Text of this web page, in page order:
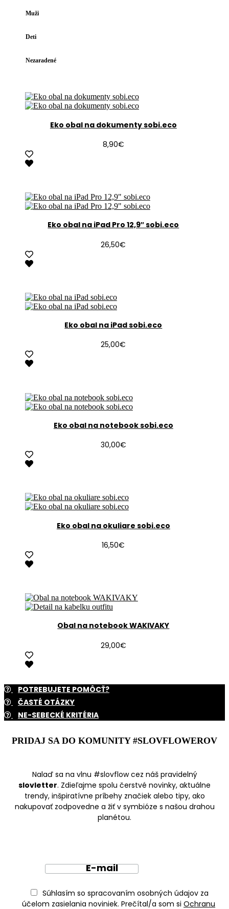
Muži
Deti
Nezaradené
Eko obal na dokumenty sobi.eco
8,90€
Eko obal na iPad Pro 12,9″ sobi.eco
26,50€
Eko obal na iPad sobi.eco
25,00€
Eko obal na notebook sobi.eco
30,00€
Eko obal na okuliare sobi.eco
16,50€
Obal na notebook WAKIVAKY
29,00€
POTREBUJETE POMÔCŤ?
ČASTÉ OTÁZKY
NE-SEBECKÉ KRITÉRIA
PRIDAJ SA DO KOMUNITY #SLOVFLOWEROV
Nalaď sa na vlnu #slovflow cez náš pravidelný
slovletter. Zdieľajme spolu čerstvé novinky, aktuálne
trendy, inšpiratívne príbehy značiek alebo tipy, ako
nakupovať zodpovedne a žiť v symbióze s našou drahou
planétou.
E-mail
Súhlasím so spracovaním osobných údajov za
účelom zasielania noviniek. Prečítal/a som siOchranu